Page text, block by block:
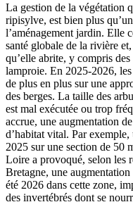
La gestion de la végétation
ripisylve, est bien plus
l’aménagement jardin. Elle
santé globale de la rivière
qu’elle abrite, y compris
lamproie. En 2025-2026,
de plus en plus sur une
des berges. La taille des
est mal exécutée ou trop
accrue, une augmentation
d’habitat vital. Par
2025 sur une section de 50
Loire a provoqué, selon les
Bretagne, une augmentation
été 2026 dans cette zone,
des invertébrés dont se